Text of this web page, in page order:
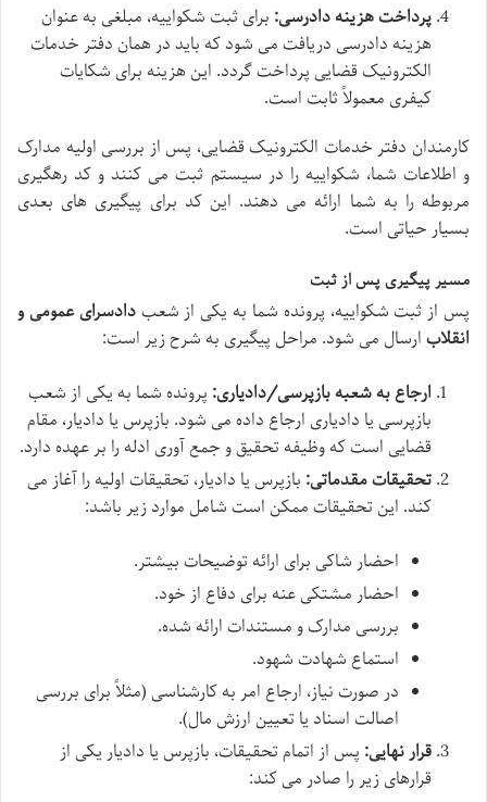
پرداخت هزینه دادرسی: برای ثبت شکواییه، مبلغی به عنوان
هزینه دادرسی دریافت می شود که باید در همان دفتر خدمات
الکترونیک قضایی پرداخت گردد. این هزینه برای شکایات
کیفری معمولاً ثابت است.
کارمندان دفتر خدمات الکترونیک قضایی، پس از بررسی اولیه مدارک
و اطلاعات شما، شکواییه را در سیستم ثبت می کنند و کد رهگیری
مربوطه را به شما ارائه می دهند. این کد برای پیگیری های بعدی
بسیار حیاتی است.
مسیر پیگیری پس از ثبت
پس از ثبت شکواییه، پرونده شما به یکی از شعبدادسرای عمومی و
انقلابارسال می شود. مراحل پیگیری به شرح زیر است:
ارجاع به شعبه بازپرسی/دادیاری: پرونده شما به یکی از شعب
بازپرسی یا دادیاری ارجاع داده می شود. بازپرس یا دادیار، مقام
قضایی است که وظیفه تحقیق و جمع آوری ادله را بر عهده دارد.
تحقیقات مقدماتی: بازپرس یا دادیار، تحقیقات اولیه را آغاز می
کند. این تحقیقات ممکن است شامل موارد زیر باشد:
احضار شاکی برای ارائه توضیحات بیشتر.
احضار مشتکی عنه برای دفاع از خود.
بررسی مدارک و مستندات ارائه شده.
استماع شهادت شهود.
در صورت نیاز، ارجاع امر به کارشناسی (مثلاً برای بررسی
اصالت اسناد یا تعیین ارزش مال).
قرار نهایی: پس از اتمام تحقیقات، بازپرس یا دادیار یکی از
قرارهای زیر را صادر می کند: